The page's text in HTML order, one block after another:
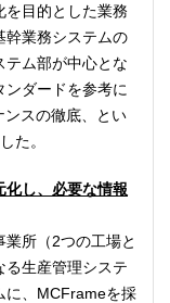
を目的とした業務
幹業務システムの
テム部が中心とな
ンダードを参考に
ンスの徹底、とい
た。
化し、必要な情報
所（2つの工場と
る生産管理システ
に、MCFrameを採